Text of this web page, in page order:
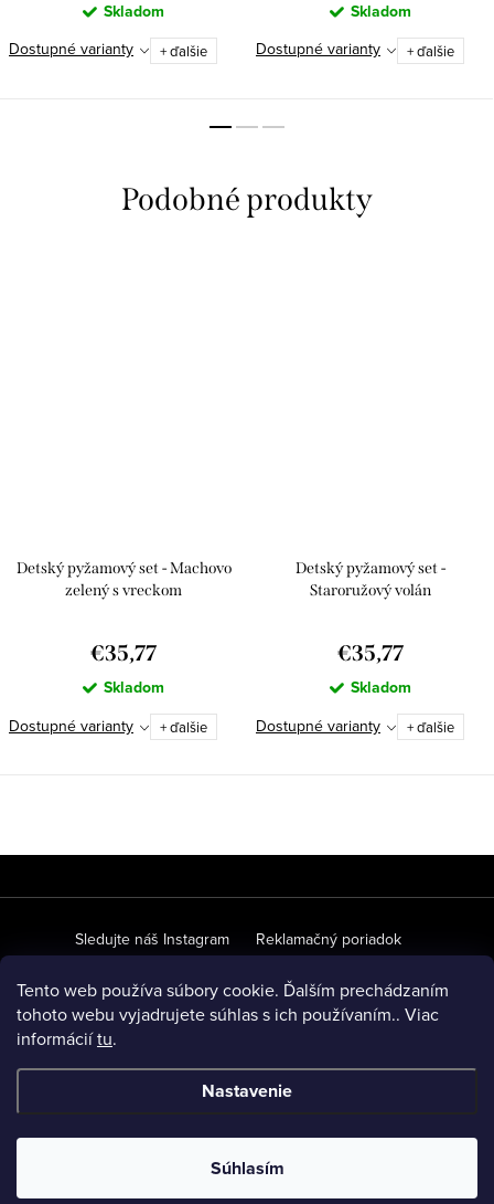
Tento web používa súbory cookie. Ďalším prechádzaním
tohoto webu vyjadrujete súhlas s ich používaním.. Viac
informáciítu.
Nastavenie
Súhlasím
Skladom
Dostupné varianty + ďalšie
Skladom
Dostupné varianty + ďalšie
Detský pyžamový set - Machovo
zelený s vreckom
€35,77
Skladom
Dostupné varianty + ďalšie
Detský pyžamový set -
Staroružový volán
€35,77
Skladom
Dostupné varianty + ďalšie
á
Sledujte náš Instagram Reklamačný poriadok
Ochrana osobných údajov Obchodné podmienky
O našich materiáloch
nastavenie cookies